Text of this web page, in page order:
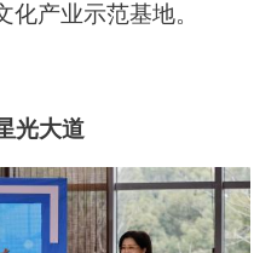
化产业示范基地。
光大道